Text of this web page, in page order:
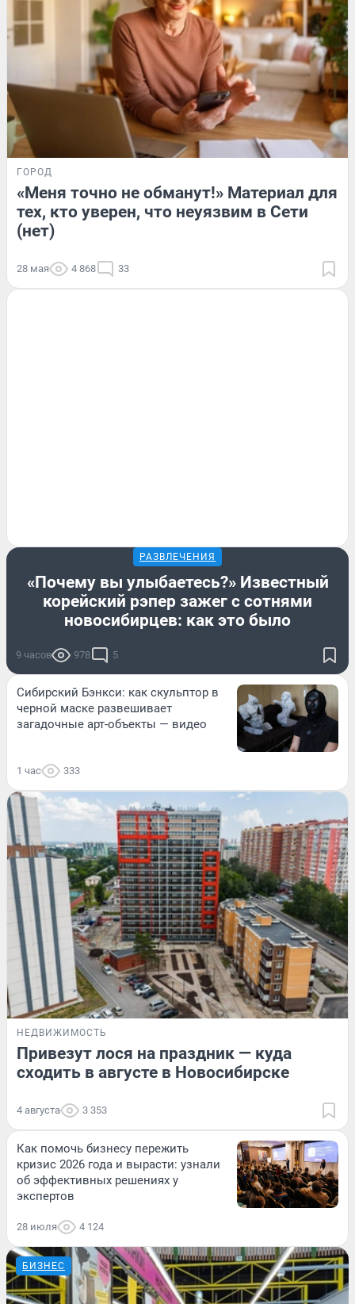
ГОРОД
«Меня точно не обманут!» Материал для
тех, кто уверен, что неуязвим в Сети
(нет)
28 мая 4 868 33
РАЗВЛЕЧЕНИЯ
«Почему вы улыбаетесь?» Известный
корейский рэпер зажег с сотнями
новосибирцев: как это было
9 часов 978 5
Сибирский Бэнкси: как скульптор в
черной маске развешивает
загадочные арт-объекты — видео
1 час 333
НЕДВИЖИМОСТЬ
Привезут лося на праздник — куда
сходить в августе в Новосибирске
4 августа 3 353
Как помочь бизнесу пережить
кризис 2026 года и вырасти: узнали
об эффективных решениях у
экспертов
28 июля 4 124
БИЗНЕС